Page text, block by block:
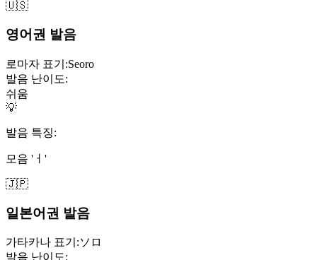
🇺🇸
영어권 발음
로마자 표기:Seoro
발음 난이도:
쉬움
💡
발음 특징:
모음 'ㅓ'
🇯🇵
일본어권 발음
가타카나 표기:ソロ
발음 난이도: